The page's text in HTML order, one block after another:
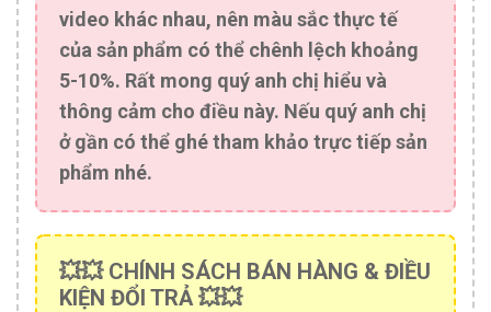
video khác nhau, nên màu sắc thực tế
của sản phẩm có thể chênh lệch khoảng
5-10%. Rất mong quý anh chị hiểu và
thông cảm cho điều này. Nếu quý anh chị
ở gần có thể ghé tham khảo trực tiếp sản
phẩm nhé.
💥💥 CHÍNH SÁCH BÁN HÀNG & ĐIỀU
KIỆN ĐỔI TRẢ 💥💥